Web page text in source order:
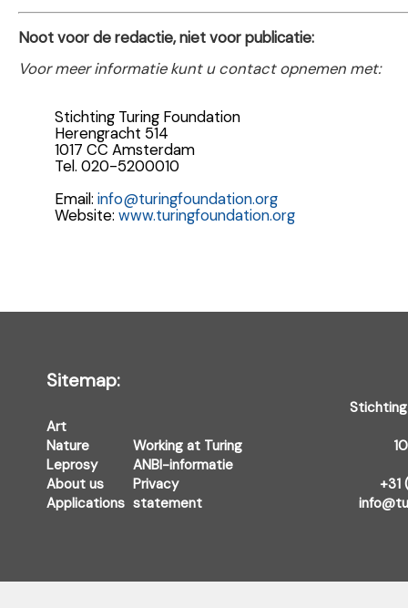
Noot voor de redactie, niet voor publicatie:
Voor meer informatie kunt u contact opnemen met:
Stichting Turing Foundation
Herengracht 514
1017 CC Amsterdam
Tel. 020-5200010
Email: info@turingfoundation.org
Website: www.turingfoundation.org
Sitemap:
Art
Nature
Leprosy
About us
Applications
Working at Turing
ANBI-informatie
Privacy
statement
Stichting